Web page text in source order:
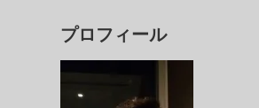
プロフィール